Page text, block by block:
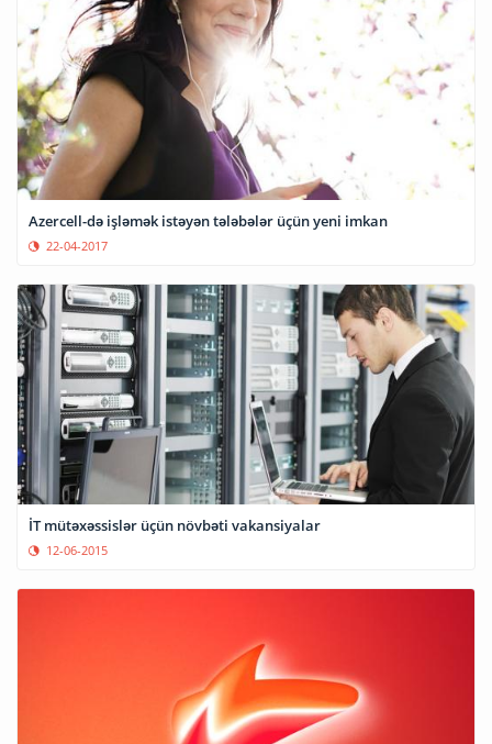
Azercell-də işləmək istəyən tələbələr üçün yeni imkan
22-04-2017
İT mütəxəssislər üçün növbəti vakansiyalar
12-06-2015